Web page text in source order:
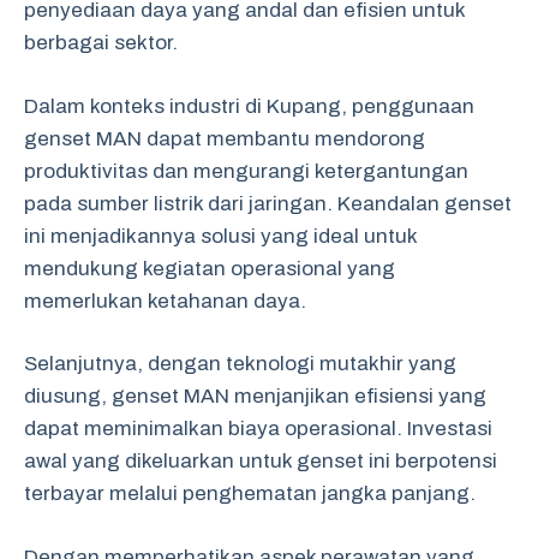
penyediaan daya yang andal dan efisien untuk
berbagai sektor.
Dalam konteks industri di Kupang, penggunaan
genset MAN dapat membantu mendorong
produktivitas dan mengurangi ketergantungan
pada sumber listrik dari jaringan. Keandalan genset
ini menjadikannya solusi yang ideal untuk
mendukung kegiatan operasional yang
memerlukan ketahanan daya.
Selanjutnya, dengan teknologi mutakhir yang
diusung, genset MAN menjanjikan efisiensi yang
dapat meminimalkan biaya operasional. Investasi
awal yang dikeluarkan untuk genset ini berpotensi
terbayar melalui penghematan jangka panjang.